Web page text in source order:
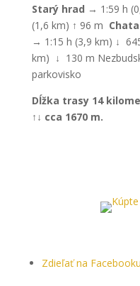
Starý hrad → 1:59 h
(1,6 km) ↑ 96 m
→ 1:15 h (3,9 km) ↓
km) ↓ 130 m
parkovisko
Dĺžka trasy 14
↑↓ cca 1670 m.
Zdieľať na Facebooku